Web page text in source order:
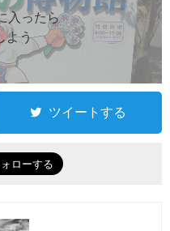
入ったら
よう
ツイートする